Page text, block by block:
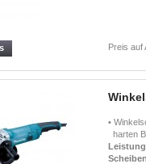
Preis auf
•
harten